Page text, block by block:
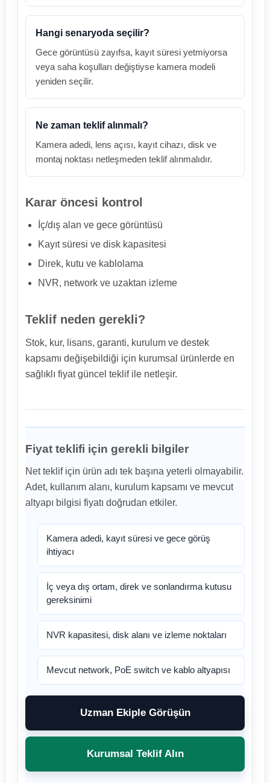
Hangi senaryoda seçilir?
Gece görüntüsü zayıfsa, kayıt süresi yetmiyorsa
veya saha koşulları değiştiyse kamera modeli
yeniden seçilir.
Ne zaman teklif alınmalı?
Kamera adedi, lens açısı, kayıt cihazı, disk ve
montaj noktası netleşmeden teklif alınmalıdır.
Karar öncesi kontrol
İç/dış alan ve gece görüntüsü
Kayıt süresi ve disk kapasitesi
Direk, kutu ve kablolama
NVR, network ve uzaktan izleme
Teklif neden gerekli?
Stok, kur, lisans, garanti, kurulum ve destek
kapsamı değişebildiği için kurumsal ürünlerde en
sağlıklı fiyat güncel teklif ile netleşir.
Fiyat teklifi için gerekli bilgiler
Net teklif için ürün adı tek başına yeterli olmayabilir.
Adet, kullanım alanı, kurulum kapsamı ve mevcut
altyapı bilgisi fiyatı doğrudan etkiler.
Kamera adedi, kayıt süresi ve gece görüş
ihtiyacı
İç veya dış ortam, direk ve sonlandırma kutusu
gereksinimi
NVR kapasitesi, disk alanı ve izleme noktaları
Mevcut network, PoE switch ve kablo altyapısı
Uzman Ekiple Görüşün
Kurumsal Teklif Alın